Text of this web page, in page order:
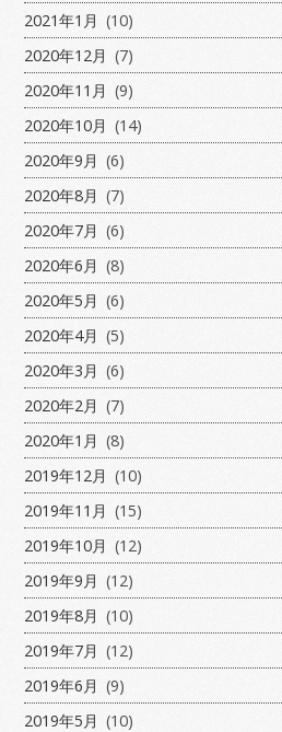
2021年1月 (10)
2020年12月 (7)
2020年11月 (9)
2020年10月 (14)
2020年9月 (6)
2020年8月 (7)
2020年7月 (6)
2020年6月 (8)
2020年5月 (6)
2020年4月 (5)
2020年3月 (6)
2020年2月 (7)
2020年1月 (8)
2019年12月 (10)
2019年11月 (15)
2019年10月 (12)
2019年9月 (12)
2019年8月 (10)
2019年7月 (12)
2019年6月 (9)
2019年5月 (10)